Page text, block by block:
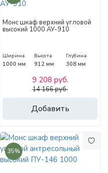
Монс шкаф верхний угловой
высокий 1000 АУ-910
Ширина
1000 мм
Высота
912 мм
Глубина
308 мм
Добавить
9 208 руб.
14 166 руб.
35%